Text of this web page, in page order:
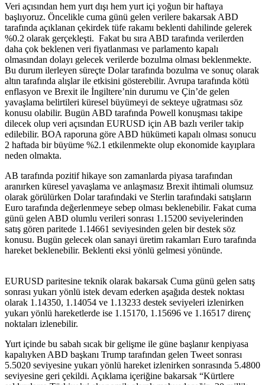
Veri açısından hem yurt dışı hem yurt içi yoğun bir haftaya
başlıyoruz. Öncelikle cuma günü gelen verilere bakarsak ABD
tarafında açıklanan çekirdek tüfe rakamı beklenti dahilinde gelerek
%0.2 olarak gerçekleşti. Fakat bu sıra ABD tarafında verilerden
daha çok beklenen veri fiyatlanması ve parlamento kapalı
olmasından dolayı gelecek verilerde bozulma olması beklenmekte.
Bu durum ilerleyen süreçte Dolar tarafında bozulma ve sonuç olarak
altın tarafında alışlar ile etkisini gösterebilir. Avrupa tarafında kötü
enflasyon ve Brexit ile İngiltere’nin durumu ve Çin’de gelen
yavaşlama belirtileri küresel büyümeyi de sekteye uğratması söz
konusu olabilir. Bugün ABD tarafında Powell konuşması takipe
dilecek olup veri açısından EURUSD için AB bazlı veriler takip
edilebilir. BOA raporuna göre ABD hükümeti kapalı olması sonucu
2 haftada bir büyüme %2.1 etkilenmekte olup ekonomide kayıplara
neden olmakta.
AB tarafında pozitif hikaye son zamanlarda piyasa tarafından
aranırken küresel yavaşlama ve anlaşmasız Brexit ihtimali olumsuz
olarak görülürken Dolar tarafındaki ve Sterlin tarafındaki satışların
Euro tarafında değerlenmeye sebep olması beklenebilir. Fakat cuma
günü gelen ABD olumlu verileri sonrası 1.15200 seviyelerinden
satış gören paritede 1.14661 seviyesinden gelen bir destek söz
konusu. Bugün gelecek olan sanayi üretim rakamları Euro tarafında
hareket beklenebilir. Beklenti eksi yönlü gelmesi yönünde.
EURUSD paritesine teknik olarak bakarsak Cuma günü gelen satış
sonrası yukarı yönlü istek devam ederken aşağıda destek noktası
olarak 1.14350, 1.14054 ve 1.13233 destek seviyeleri izlenirken
yukarı yönlü hareketlerde ise 1.15170, 1.15696 ve 1.16517 direnç
noktaları izlenebilir.
Yurt içinde bu sabah sıcak bir gelişme ile güne başlanır kenpiyasa
kapalıyken ABD başkanı Trump tarafından gelen Tweet sonrası
5.5020 seviyesine yukarı yönlü hareket izlenirken sonrasında 5.4800
seviyesine geri çekildi. Açıklama içeriğine bakarsak “Kürtlere